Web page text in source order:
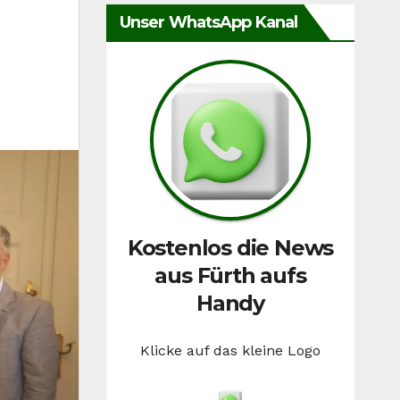
Unser WhatsApp Kanal
Kostenlos die News
aus Fürth aufs
Handy
Klicke auf das kleine Logo